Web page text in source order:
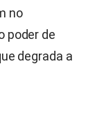
no
poder de
degrada a